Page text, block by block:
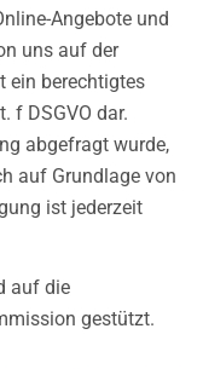
Angebote und
uns auf der
ein berechtigtes
f DSGVO dar.
abgefragt wurde,
auf Grundlage von
ist jederzeit
auf die
gestützt.